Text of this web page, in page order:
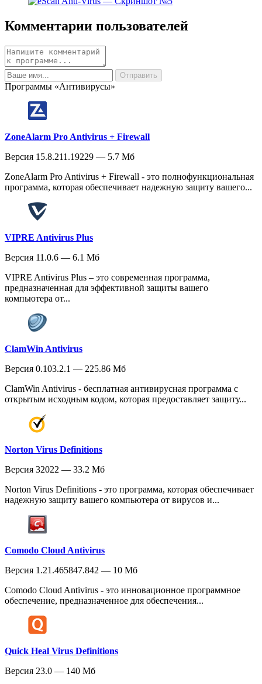
Комментарии пользователей
Программы «Антивирусы»
ZoneAlarm Pro Antivirus + Firewall
Версия 15.8.211.19229 — 5.7 Мб
ZoneAlarm Pro Antivirus + Firewall - это полнофункциональная
программа, которая обеспечивает надежную защиту вашего...
VIPRE Antivirus Plus
Версия 11.0.6 — 6.1 Мб
VIPRE Antivirus Plus – это современная программа,
предназначенная для эффективной защиты вашего
компьютера от...
ClamWin Antivirus
Версия 0.103.2.1 — 225.86 Мб
ClamWin Antivirus - бесплатная антивирусная программа с
открытым исходным кодом, которая предоставляет защиту...
Norton Virus Definitions
Версия 32022 — 33.2 Мб
Norton Virus Definitions - это программа, которая обеспечивает
надежную защиту вашего компьютера от вирусов и...
Comodo Cloud Antivirus
Версия 1.21.465847.842 — 10 Мб
Comodo Cloud Antivirus - это инновационное программное
обеспечение, предназначенное для обеспечения...
Quick Heal Virus Definitions
Версия 23.0 — 140 Мб